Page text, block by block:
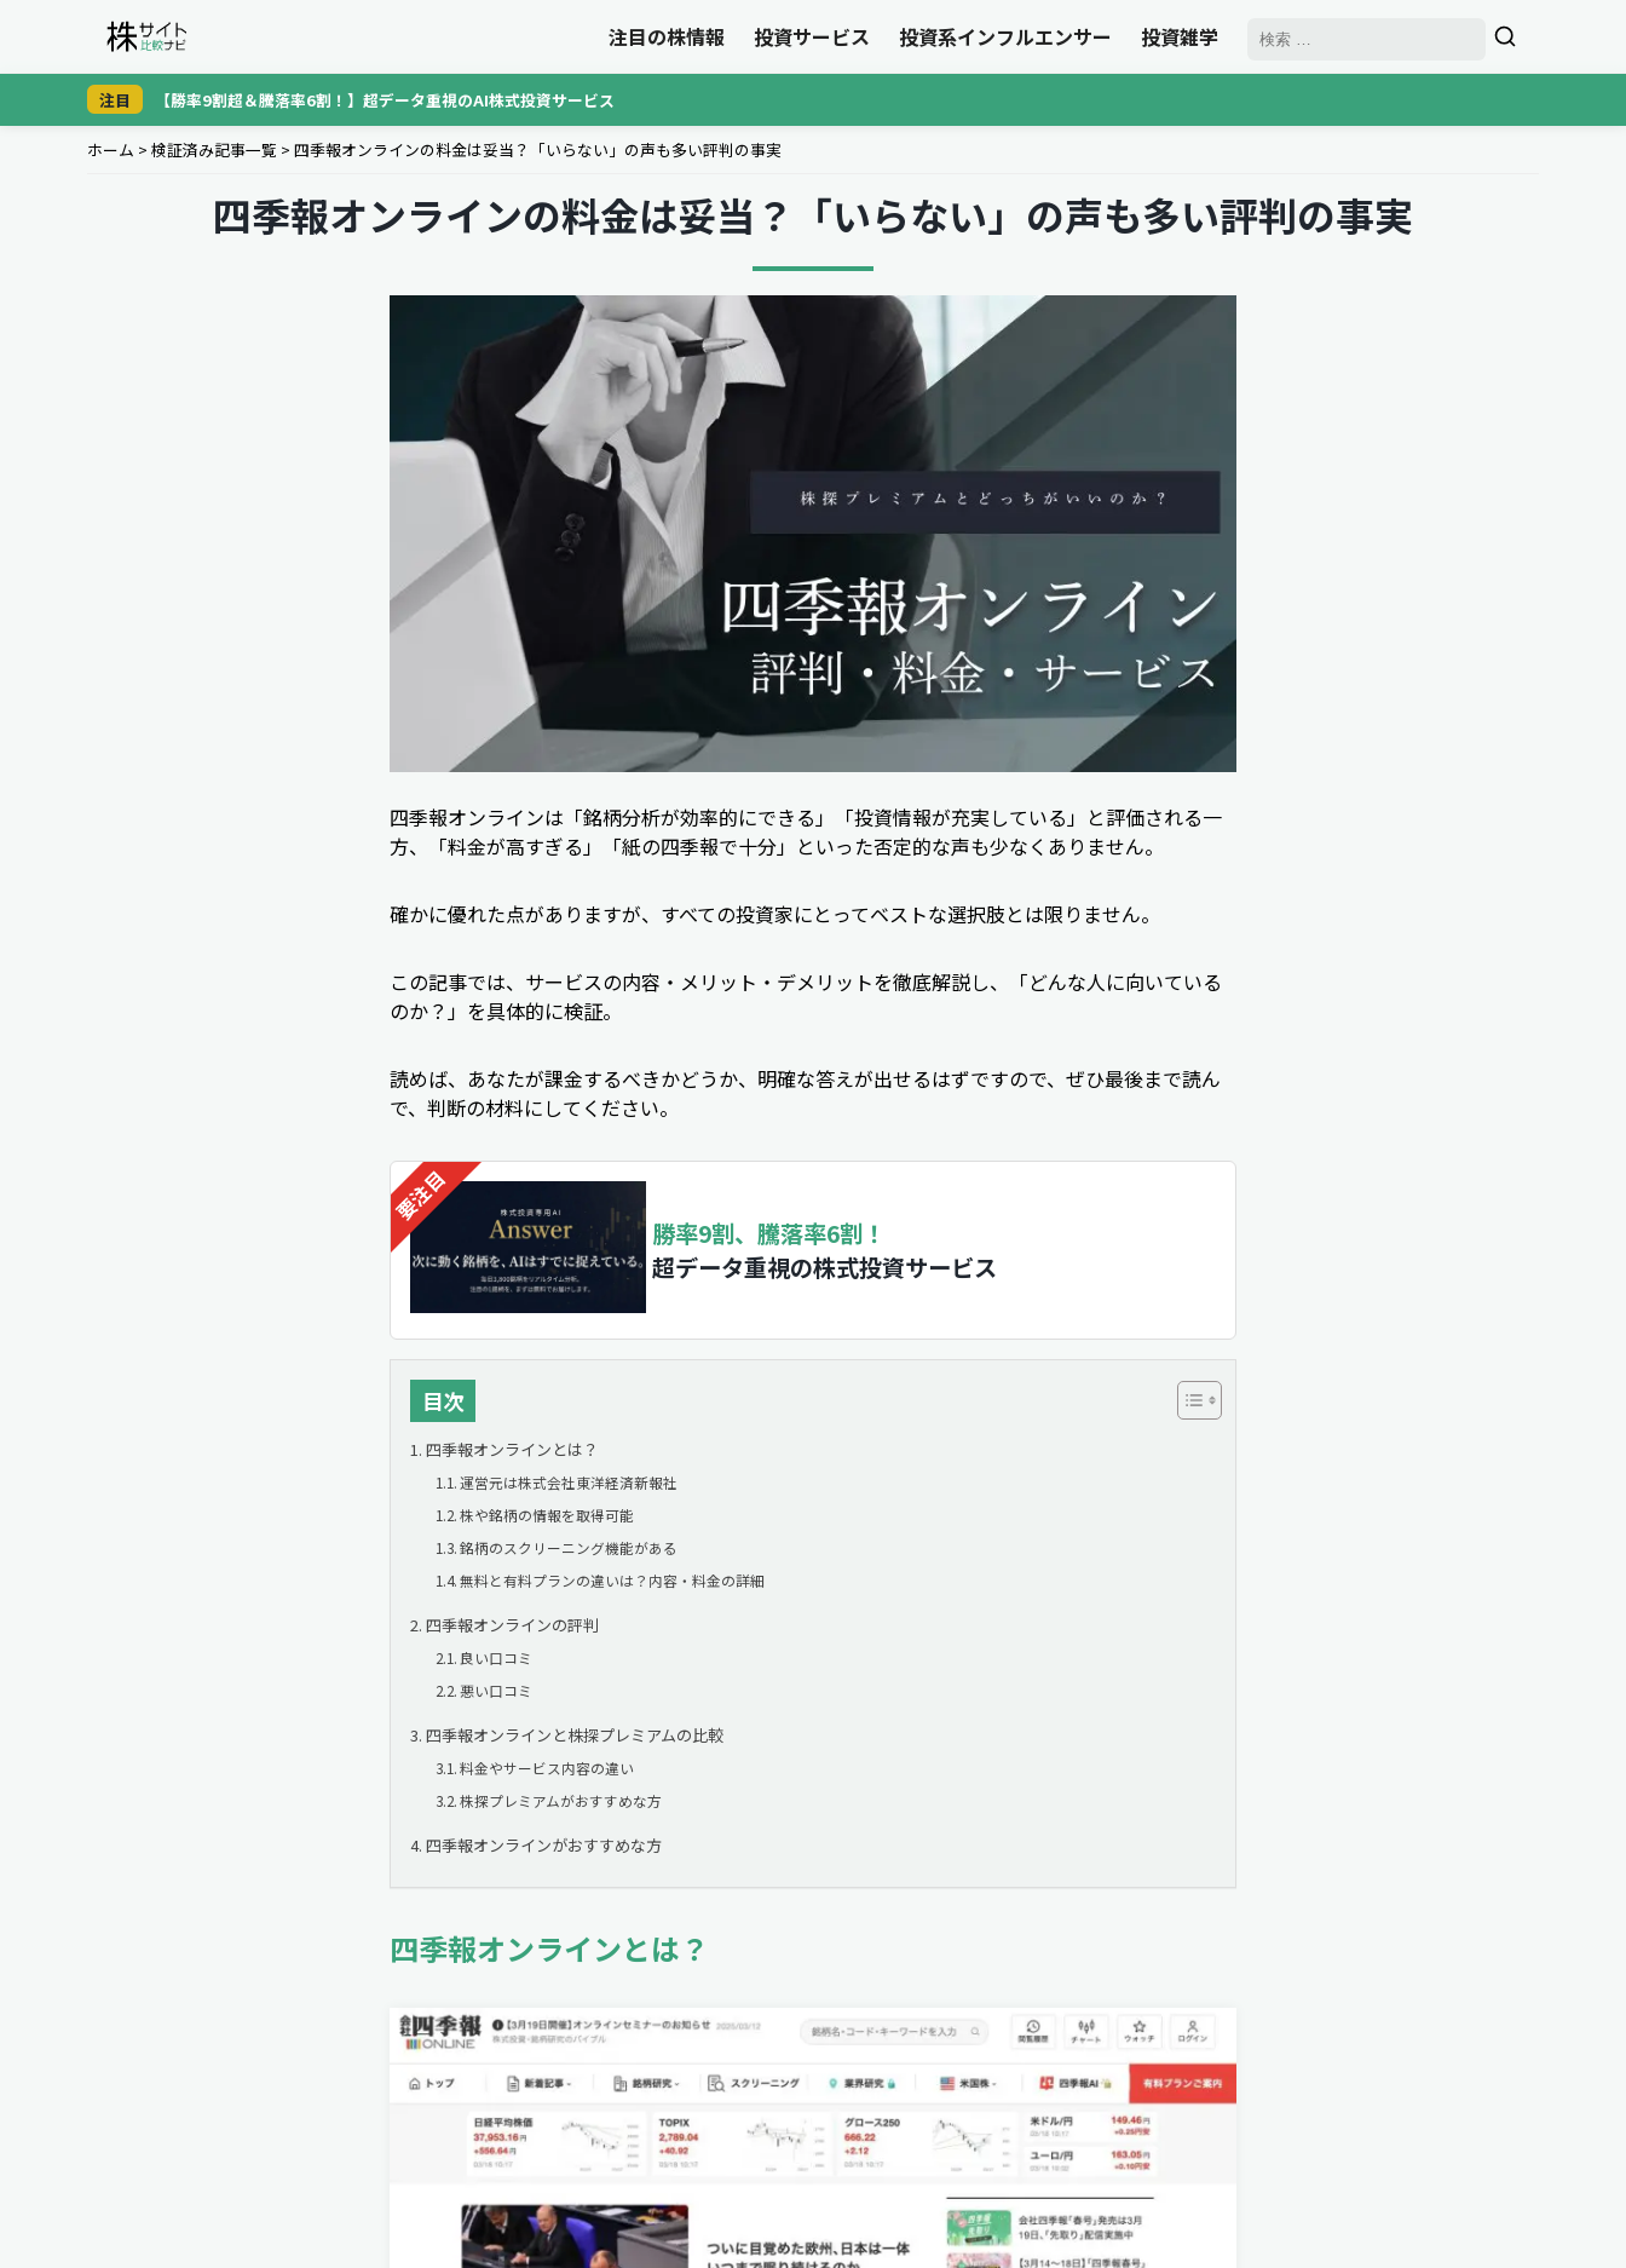
注目の株情報 投資サービス 投資系インフルエンサー 投資雑学
注目 【勝率9割超＆騰落率6割！】超データ重視のAI株式投資サービス
ホーム > 検証済み記事一覧 > 四季報オンラインの料金は妥当？「いらない」の声も多い評判の事実
四季報オンラインの料金は妥当？「いらない」の声も多い評判の事実
四季報オンラインは「銘柄分析が効率的にできる」「投資情報が充実している」と評価される一
方、「料金が高すぎる」「紙の四季報で十分」といった否定的な声も少なくありません。
確かに優れた点がありますが、すべての投資家にとってベストな選択肢とは限りません。
この記事では、サービスの内容・メリット・デメリットを徹底解説し、「どんな人に向いている
のか？」を具体的に検証。
読めば、あなたが課金するべきかどうか、明確な答えが出せるはずですので、ぜひ最後まで読ん
で、判断の材料にしてください。
勝率9割、騰落率6割！
超データ重視の株式投資サービス
目次
四季報オンラインとは？
運営元は株式会社東洋経済新報社
株や銘柄の情報を取得可能
銘柄のスクリーニング機能がある
無料と有料プランの違いは？内容・料金の詳細
四季報オンラインの評判
良い口コミ
悪い口コミ
四季報オンラインと株探プレミアムの比較
料金やサービス内容の違い
株探プレミアムがおすすめな方
四季報オンラインがおすすめな方
四季報オンラインとは？